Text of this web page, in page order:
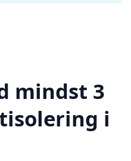
mindst 3
i